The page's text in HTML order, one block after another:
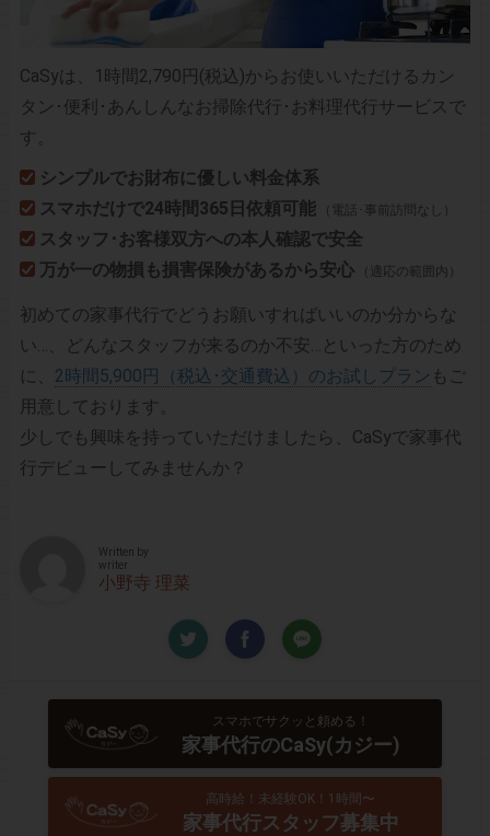
CaSyは、1時間2,790円(税込)からお使いいただけるカン
タン･便利･あんしんなお掃除代行･お料理代行サービスで
す。
シンプルでお財布に優しい料金体系
スマホだけで24時間365日依頼可能
（電話･事前訪問なし）
スタッフ･お客様双方への本人確認で安全
万が一の物損も損害保険があるから安心
（適応の範囲内）
初めての家事代行でどうお願いすればいいのか分からな
い…、どんなスタッフが来るのか不安…といった方のため
に、 2時間5,900円（税込･交通費込）のお試しプラン もご
用意しております。
少しでも興味を持っていただけましたら、CaSyで家事代
行デビューしてみませんか？
Written by
writer
小野寺 理菜
スマホでサクッと頼める！
家事代行のCaSy(カジー)
高時給！未経験OK！1時間〜
家事代行スタッフ募集中